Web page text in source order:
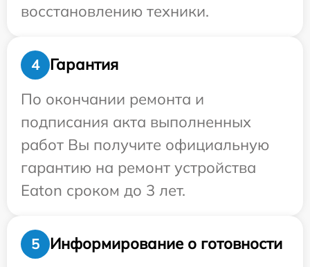
восстановлению техники.
4
Гарантия
По окончании ремонта и
подписания акта выполненных
работ Вы получите официальную
гарантию на ремонт устройства
Eaton сроком до 3 лет.
5
Информирование о готовности